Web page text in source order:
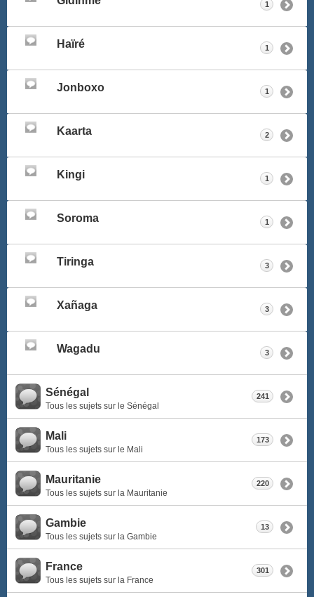
1
Haïré 1
Jonboxo 1
Kaarta 2
Kingi 1
Soroma 1
Tiringa 3
Xañaga 3
Wagadu 3
Sénégal
Tous les sujets sur le Sénégal
241
Mali
Tous les sujets sur le Mali
173
Mauritanie
Tous les sujets sur la Mauritanie
220
Gambie
Tous les sujets sur la Gambie
13
France
Tous les sujets sur la France
301